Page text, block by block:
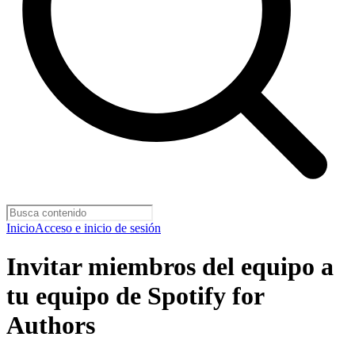
InicioAcceso e inicio de sesión
Invitar miembros del equipo a
tu equipo de Spotify for
Authors